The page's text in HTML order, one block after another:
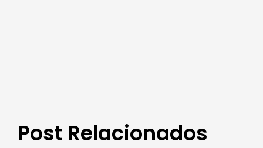
Post Relacionados